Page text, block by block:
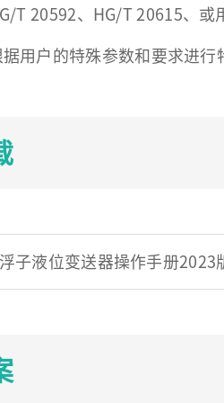
T 20592、HG/T 20615、或
用户的特殊参数和要求进行
子液位变送器操作手册2023